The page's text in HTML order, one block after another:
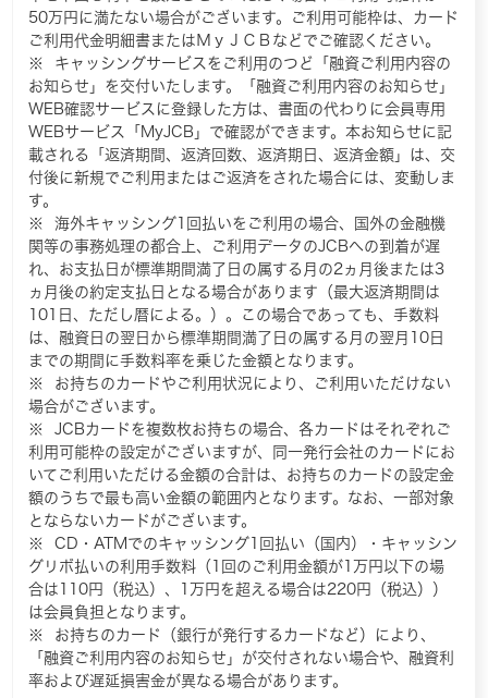
50万円に満たない場合がございます。ご利用可能枠は、カード
ご利用代金明細書またはＭｙＪＣＢなどでご確認ください。
キャッシングサービスをご利用のつど「融資ご利用内容の
お知らせ」を交付いたします。「融資ご利用内容のお知らせ」
WEB確認サービスに登録した方は、書面の代わりに会員専用
WEBサービス「MyJCB」で確認ができます。本お知らせに記
載される「返済期間、返済回数、返済期日、返済金額」は、交
付後に新規でご利用またはご返済をされた場合には、変動しま
す。
海外キャッシング1回払いをご利用の場合、国外の金融機
関等の事務処理の都合上、ご利用データのJCBへの到着が遅
れ、お支払日が標準期間満了日の属する月の2ヵ月後または3
ヵ月後の約定支払日となる場合があります（最大返済期間は
101日、ただし暦による。）。この場合であっても、手数料
は、融資日の翌日から標準期間満了日の属する月の翌月10日
までの期間に手数料率を乗じた金額となります。
お持ちのカードやご利用状況により、ご利用いただけない
場合がございます。
JCBカードを複数枚お持ちの場合、各カードはそれぞれご
利用可能枠の設定がございますが、同一発行会社のカードにお
いてご利用いただける金額の合計は、お持ちのカードの設定金
額のうちで最も高い金額の範囲内となります。なお、一部対象
とならないカードがございます。
CD・ATMでのキャッシング1回払い（国内）・キャッシン
グリボ払いの利用手数料（1回のご利用金額が1万円以下の場
合は110円（税込）、1万円を超える場合は220円（税込））
は会員負担となります。
お持ちのカード（銀行が発行するカードなど）により、
「融資ご利用内容のお知らせ」が交付されない場合や、融資利
率および遅延損害金が異なる場合があります。